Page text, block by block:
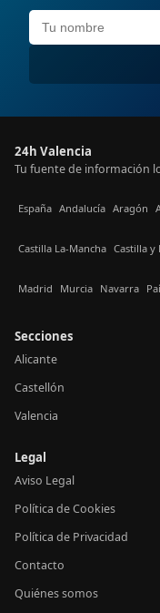
24h Valencia
Tu fuente de información
España Andalucía Aragón
Castilla La-Mancha Castilla y
Madrid Murcia Navarra
Secciones
Alicante
Castellón
Valencia
Legal
Aviso Legal
Política de Cookies
Política de Privacidad
Contacto
Quiénes somos